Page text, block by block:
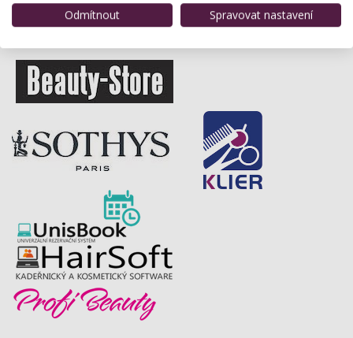
Odmítnout
Spravovat nastavení